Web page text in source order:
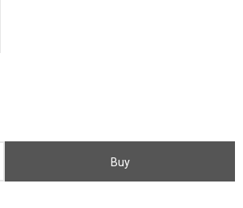
Buy